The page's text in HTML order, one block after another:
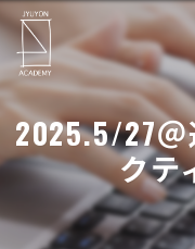
2025.5/27
クテ